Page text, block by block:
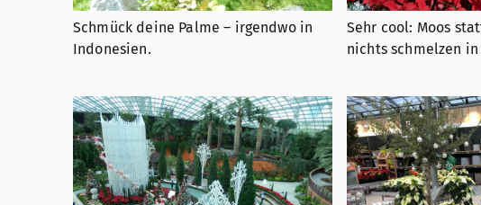
Schmück deine Palme – irgendwo in
Indonesien.
Sehr cool: Moos
nichts schmelzen